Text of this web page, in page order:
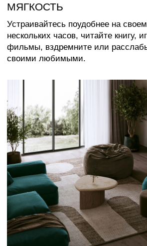
СОЗДАВАЙТЕ УЮТ С НАМИ
Политика конфиденциальности
Каталог
Доставка и оплата
Контакты Оферта
Отзывы
Сотрудничество
Медиаприсутствие
Распродажа